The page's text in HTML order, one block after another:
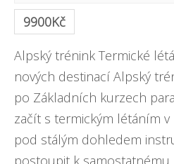
h
a
n
d
V
i
v
i
g
a
t
9900Kč
Alpský trénink Termické
nových destinací Alpský
po Základních kurzech
začít s termickým létáním
pod stálým dohledem
postoupit k